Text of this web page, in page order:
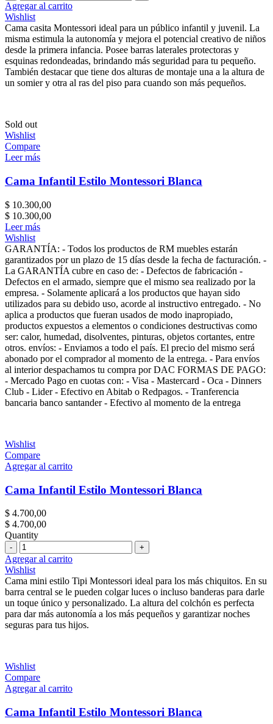
Agregar al carrito
Wishlist
Cama casita Montessori ideal para un público infantil y juvenil. La
misma estimula la autonomía y mejora el potencial creativo de niños
desde la primera infancia. Posee barras laterales protectoras y
esquinas redondeadas, brindando más seguridad para tu pequeño.
También destacar que tiene dos alturas de montaje una a la altura de
un somier y otra al ras del piso para cuando son más pequeños.
Sold out
Wishlist
Compare
Leer más
Cama Infantil Estilo Montessori Blanca
$ 10.300,00
$ 10.300,00
Leer más
Wishlist
GARANTÍA: - Todos los productos de RM muebles estarán
garantizados por un plazo de 15 días desde la fecha de facturación. -
La GARANTÍA cubre en caso de: - Defectos de fabricación -
Defectos en el armado, siempre que el mismo sea realizado por la
empresa. - Solamente aplicará a los productos que hayan sido
utilizados para su debido uso, acorde al instructivo entregado. - No
aplica a productos que fueran usados de modo inapropiado,
productos expuestos a elementos o condiciones destructivas como
ser: calor, humedad, disolventes, pinturas, objetos cortantes, entre
otros. envíos: - Enviamos a todo el país. El precio del mismo será
abonado por el comprador al momento de la entrega. - Para envíos
al interior despachamos tu compra por DAC FORMAS DE PAGO:
- Mercado Pago en cuotas con: - Visa - Mastercard - Oca - Dinners
Club - Lider - Efectivo en Abitab o Redpagos. - Tranferencia
bancaria banco santander - Efectivo al momento de la entrega
Wishlist
Compare
Agregar al carrito
Cama Infantil Estilo Montessori Blanca
$ 4.700,00
$ 4.700,00
Quantity
Cantidad
Agregar al carrito
Wishlist
Cama mini estilo Tipi Montessori ideal para los más chiquitos. En su
barra central se le pueden colgar luces o incluso banderas para darle
un toque único y personalizado. La altura del colchón es perfecta
para dar más autonomía a los más pequeños y garantizar noches
seguras para tus hijos.
Wishlist
Compare
Agregar al carrito
Cama Infantil Estilo Montessori Blanca